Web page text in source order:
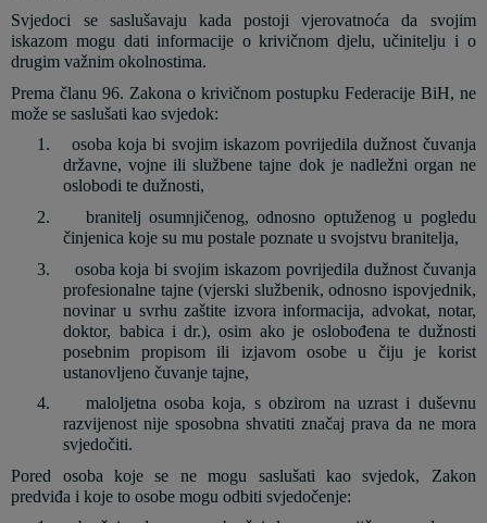
Svjedoci se saslušavaju kada postoji vjerovatnoća da svojim
iskazom mogu dati informacije o krivičnom djelu, učinitelju i o
drugim važnim okolnostima.
Prema članu 96. Zakona o krivičnom postupku Federacije BiH, ne
može se saslušati kao svjedok:
1.
osoba koja bi svojim iskazom povrijedila dužnost čuvanja
državne, vojne ili službene tajne dok je nadležni organ ne
oslobodi te dužnosti,
2.
branitelj osumnjičenog, odnosno optuženog u pogledu
činjenica koje su mu postale poznate u svojstvu branitelja,
3.
osoba koja bi svojim iskazom povrijedila dužnost čuvanja
profesionalne tajne (vjerski službenik, odnosno ispovjednik,
novinar u svrhu zaštite izvora informacija, advokat, notar,
doktor, babica i dr.), osim ako je oslobođena te dužnosti
posebnim propisom ili izjavom osobe u čiju je korist
ustanovljeno čuvanje tajne,
4.
maloljetna osoba koja, s obzirom na uzrast i duševnu
razvijenost nije sposobna shvatiti značaj prava da ne mora
svjedočiti.
Pored osoba koje se ne mogu saslušati kao svjedok, Zakon
predviđa i koje to osobe mogu odbiti svjedočenje: